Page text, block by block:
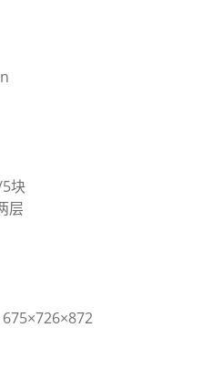
块
层